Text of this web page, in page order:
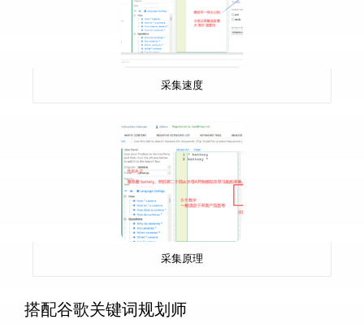
采集速度
采集原理
搭配谷歌关键词规划师